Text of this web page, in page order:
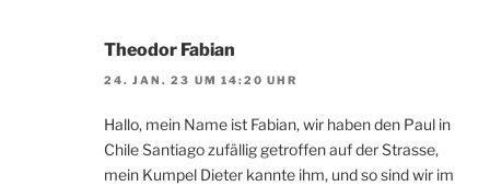
Theodor Fabian
24. JAN. 23 UM 14:20 UHR
Hallo, mein Name ist Fabian, wir haben den Paul in
Chile Santiago zufällig getroffen auf der Strasse,
mein Kumpel Dieter kannte ihm, und so sind wir im